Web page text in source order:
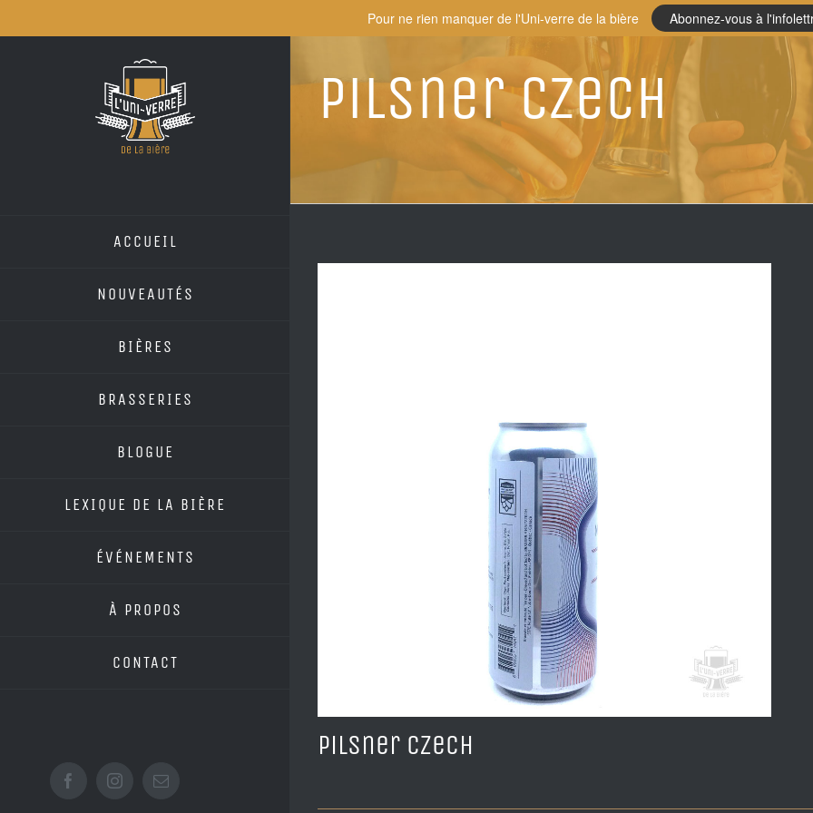
to
ACCUEIL
NOUVEAUTÉS
BIÈRES
BRASSERIES
BLOGUE
LEXIQUE DE LA BIÈRE
ÉVÉNEMENTS
À PROPOS
CONTACT
FacebookInstagramEmail
Pilsner Czech
Pilsner Czech
Pour ne rien manquer de l'Uni-verre de la bière Abonnez-vous à